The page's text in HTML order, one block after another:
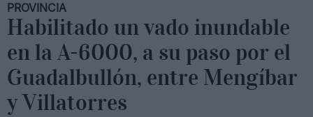
PROVINCIA
Habilitado un vado inundable
en la A-6000, a su paso por el
Guadalbullón, entre Mengíbar
y Villatorres